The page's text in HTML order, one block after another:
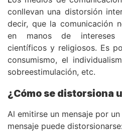
conllevan una distorsión
decir, que la comunicación
en manos de intereses
científicos y religiosos. Es
consumismo, el
sobreestimulación, etc.
¿Cómo se distorsiona
Al emitirse un mensaje por
mensaje puede distorsionarse: